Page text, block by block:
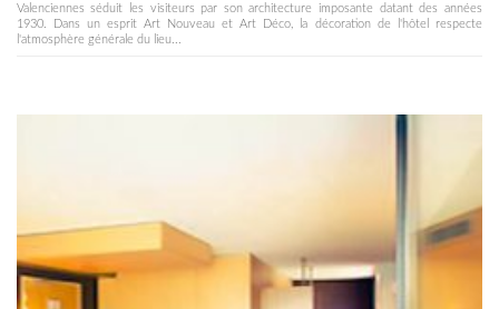
Valenciennes séduit les visiteurs par son architecture imposante datant des années
1930. Dans un esprit Art Nouveau et Art Déco, la décoration de l'hôtel respecte
l'atmosphère générale du lieu...